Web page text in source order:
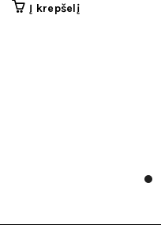
Į krepšelį